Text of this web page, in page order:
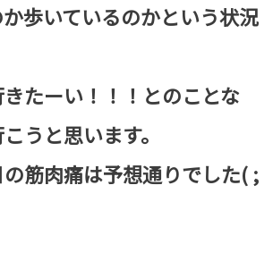
歩いているのかという状況
たーい！！！とのことな
うと思います。
の筋肉痛は予想通りでした( ;